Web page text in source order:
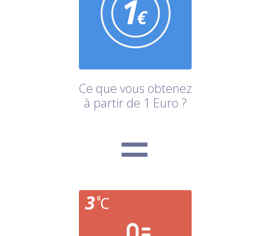
Ce que vous obtenez
à partir de 1 Euro ?